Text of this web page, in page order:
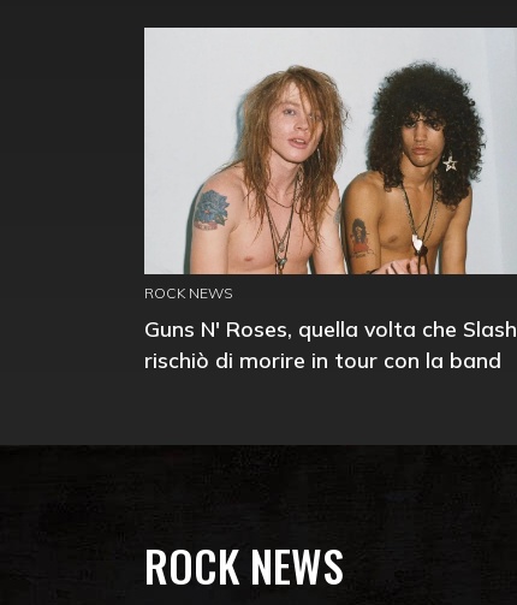
ROCK NEWS
Guns N' Roses, quella volta che Slash
rischiò di morire in tour con la band
ROCK NEWS